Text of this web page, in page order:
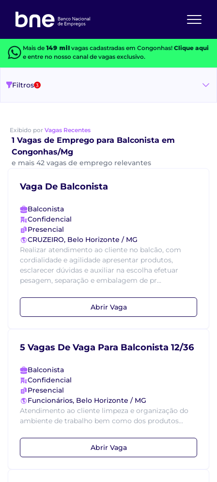
Mais de 149 milvagas cadastradas em Congonhas! Clique aqui
e entre no nosso canal de vagas exclusivo.
Filtros 3
Exibido por Vagas Recentes
1 Vagas de Emprego para Balconista em
Congonhas/Mg
e mais 42 vagas de emprego relevantes
Vaga De Balconista
Balconista
Confidencial
Presencial
CRUZEIRO, Belo Horizonte / MG
Realizar atendimento ao cliente no balcão, com
cordialidade e agilidade apresentar produtos,
esclarecer dúvidas e auxiliar na escolha efetuar
pesagem, separação e embalagem de pr...
Abrir Vaga
5 Vagas De Vaga Para Balconista 12/36
Balconista
Confidencial
Presencial
Funcionários, Belo Horizonte / MG
Atendimento ao cliente limpeza e organização do
ambiente de trabalho bem como dos produtos...
Abrir Vaga